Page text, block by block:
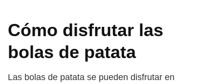
Cómo disfrutar las
bolas de patata
Las bolas de patata se pueden disfrutar en